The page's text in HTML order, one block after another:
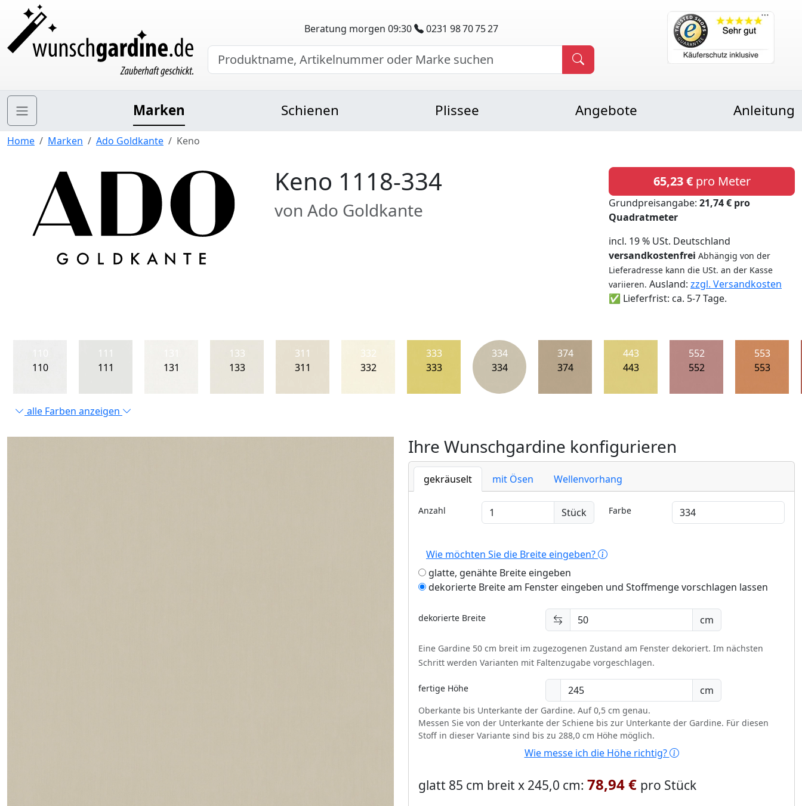
Beratung morgen 09:30 0231 98 70 75 27
Marken Schienen Plissee Angebote Anleitung
Home Marken Ado Goldkante Keno
Keno 1118-334
von Ado Goldkante
65,23 €pro Meter
Grundpreisangabe: 21,74 € pro
Quadratmeter
incl. 19 % USt. Deutschland
versandkostenfrei Abhängig von der
Lieferadresse kann die USt. an der Kasse
variieren. Ausland: zzgl. Versandkosten
✅ Lieferfrist: ca. 5-7 Tage.
110
111
111
131
133
133
311
311
332
332
333
333
334
334
374
374
443
443
552
552
553
553
alle Farben anzeigen
Ihre Wunschgardine konfigurieren
gekräuselt mit Ösen Wellenvorhang
Anzahl Stück Farbe
Wie möchten Sie die Breite eingeben?
glatte, genähte Breite eingeben
dekorierte Breite am Fenster eingeben und Stoffmenge vorschlagen lassen
dekorierte Breite cm
Eine Gardine 50 cm breit im zugezogenen Zustand am Fenster dekoriert. Im nächsten
Schritt werden Varianten mit Faltenzugabe vorgeschlagen.
fertige Höhe cm
Oberkante bis Unterkante der Gardine. Auf 0,5 cm genau.
Messen Sie von der Unterkante der Schiene bis zur Unterkante der Gardine. Für diesen
Stoff in dieser Variante sind bis zu 288,0 cm Höhe möglich.
Wie messe ich die Höhe richtig?
glatt 85 cm breit x 245,0 cm: 78,94 € pro Stück